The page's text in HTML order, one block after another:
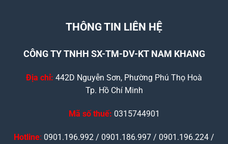
THÔNG TIN LIÊN HỆ
CÔNG TY TNHH SX-TM-DV-KT NAM KHANG
Địa chỉ: 442D Nguyễn Sơn, Phường Phú Thọ Hoà
Tp. Hồ Chí Minh
Mã số thuế: 0315744901
Hotline: 0901.196.992 / 0901.186.997 / 0901.196.224 /